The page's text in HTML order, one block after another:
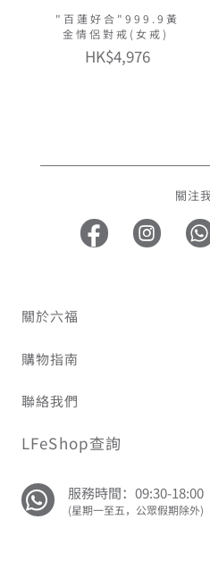
"百蓮好合"999.9黃
金情侶對戒(女戒)
HK$4,976
關注
關於六福
購物指南
聯絡我們
LFeShop查詢
服務時間：09:30-18:00
(星期一至五，公眾假期除外)